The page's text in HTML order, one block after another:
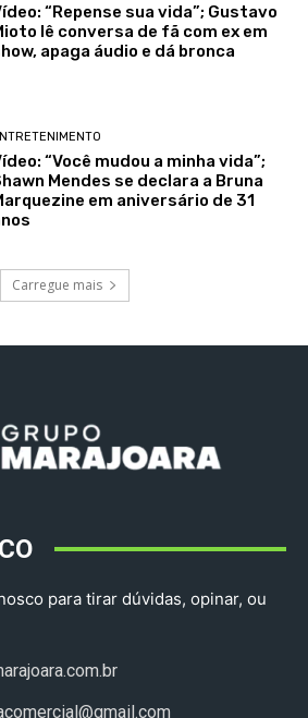
“Repense sua vida”; Gustavo
lê conversa de fã com ex em
apaga áudio e dá bronca
“Você mudou a minha vida”;
Mendes se declara a Bruna
em aniversário de 31
Carregue mais
para tirar dúvidas, opinar, ou